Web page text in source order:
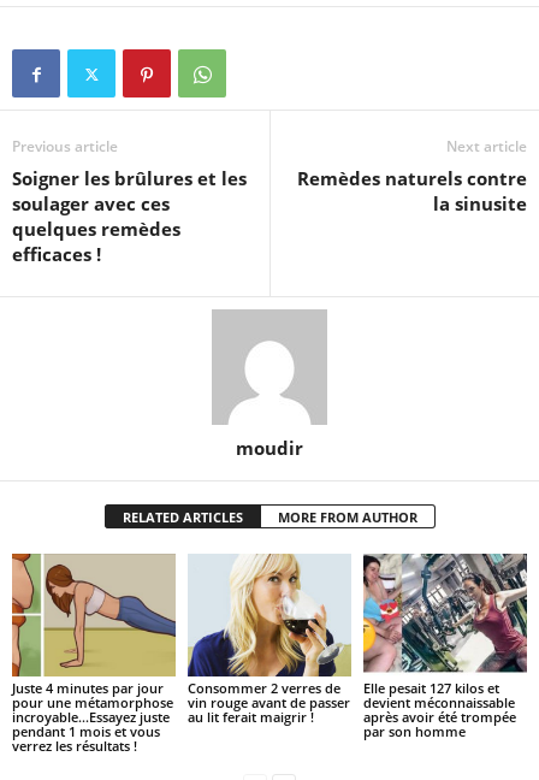
Previous article
Soigner les brûlures et les
soulager avec ces
quelques remèdes
efficaces !
Next article
Remèdes naturels contre
la sinusite
moudir
RELATED ARTICLES MORE FROM AUTHOR
Juste 4 minutes par jour
pour une métamorphose
incroyable…Essayez juste
pendant 1 mois et vous
verrez les résultats !
Consommer 2 verres de
vin rouge avant de passer
au lit ferait maigrir !
Elle pesait 127 kilos et
devient méconnaissable
après avoir été trompée
par son homme